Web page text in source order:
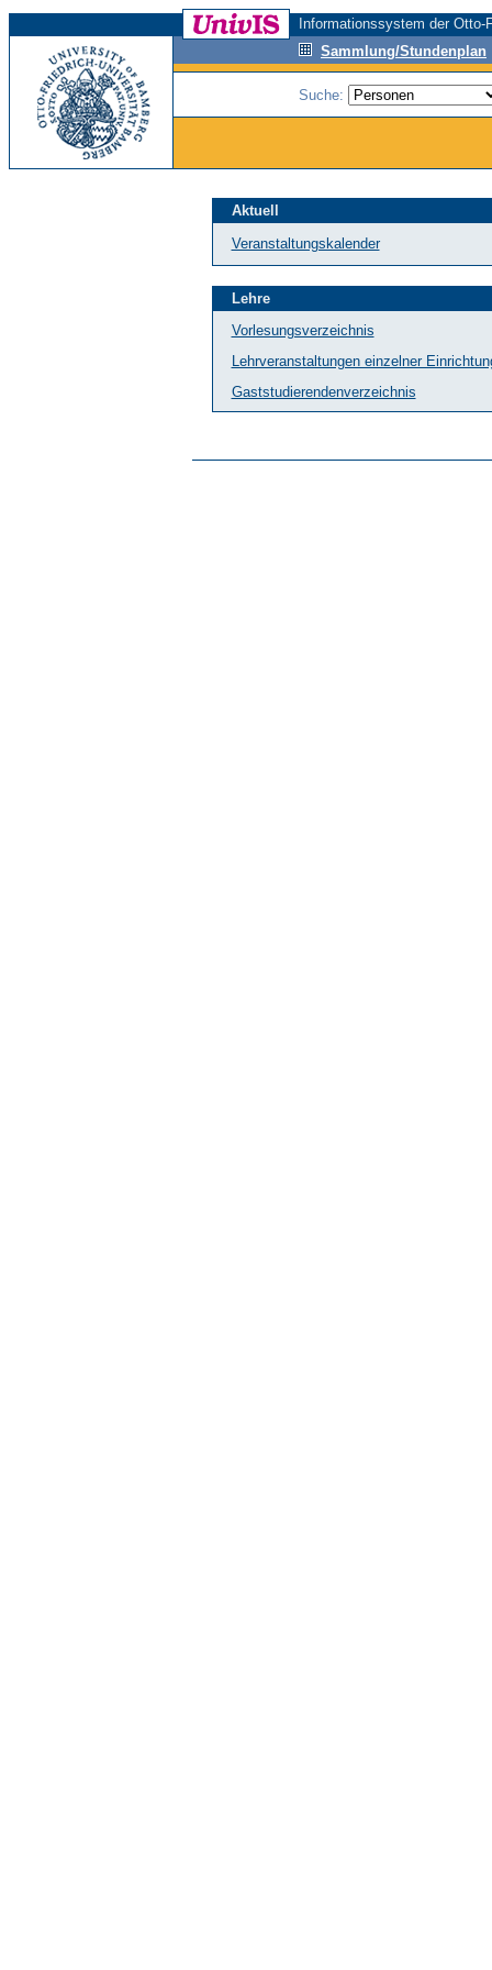
Informationssystem der
Sammlung/Stundenplan
Suche:
Aktuell
Veranstaltungskalender
Lehre
Vorlesungsverzeichnis
Lehrveranstaltungen einzelner
Gaststudierendenverzeichnis